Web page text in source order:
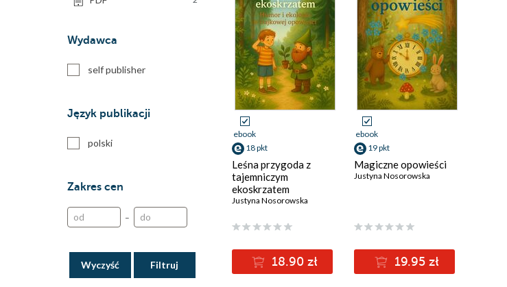
Wydawca
self publisher
Język publikacji
polski
Zakres cen
–
Wyczyść
ebook
18 pkt
Leśna przygoda z
tajemniczym
ekoskrzatem
Justyna Nosorowska
18.90 zł
ebook
19 pkt
Magiczne opowieści
Justyna Nosorowska
19.95 zł